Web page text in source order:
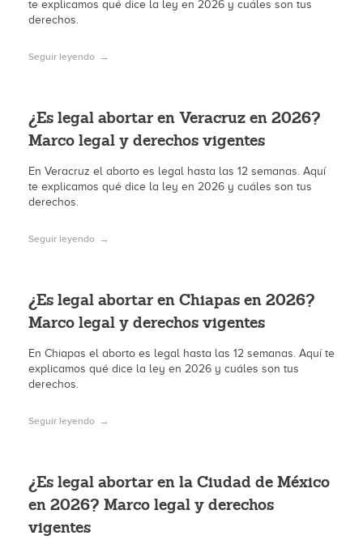
te explicamos qué dice la ley en 2026 y cuáles son tus
derechos.
Seguir leyendo
¿Es legal abortar en Veracruz en 2026?
Marco legal y derechos vigentes
En Veracruz el aborto es legal hasta las 12 semanas. Aquí
te explicamos qué dice la ley en 2026 y cuáles son tus
derechos.
Seguir leyendo
¿Es legal abortar en Chiapas en 2026?
Marco legal y derechos vigentes
En Chiapas el aborto es legal hasta las 12 semanas. Aquí te
explicamos qué dice la ley en 2026 y cuáles son tus
derechos.
Seguir leyendo
¿Es legal abortar en la Ciudad de México
en 2026? Marco legal y derechos
vigentes